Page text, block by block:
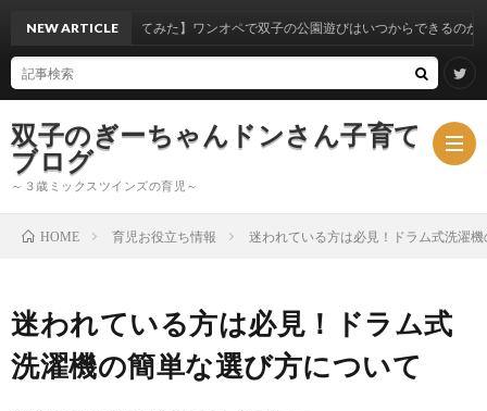
双子のぎーちゃんドンさん子育て
ブログ
～３歳ミックスツインズの育児～
NEW ARTICLE
ら考察してみた】ワンオペで双子の公園遊びはいつからできるのか？
HOME 育児お役立ち情報 迷われている方は必見！ドラム式洗濯
迷われている方は必見！ドラム式
洗濯機の簡単な選び方について